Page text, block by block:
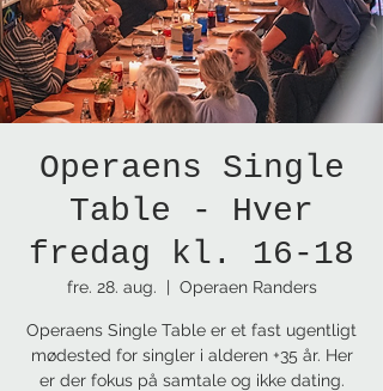
Operaens Single
Table - Hver
fredag kl. 16-18
fre. 28. aug.
  |
Operaen Randers
Operaens Single Table er et fast ugentligt
mødested for singler i alderen +35 år. Her
er der fokus på samtale og ikke dating.